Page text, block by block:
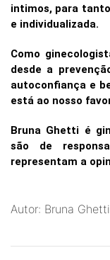
intimos, para
e individualizada.
Como
desde a
autoconfiança e
está ao nosso
Bruna Ghetti é
são de
representam a
Autor: Bruna Ghetti